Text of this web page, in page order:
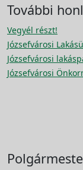
További
Vegyél részt!
Józsefvárosi
Józsefvárosi
Józsefvárosi